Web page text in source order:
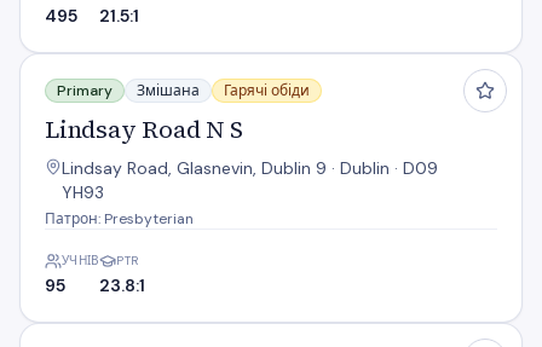
495 21.5:1
Lindsay Road N S
Primary Змішана Гарячі обіди
Lindsay Road N S
Lindsay Road, Glasnevin, Dublin 9 · Dublin · D09
YH93
Патрон: Presbyterian
УЧНІВ
95
PTR
23.8:1
North Dublin Ns Project